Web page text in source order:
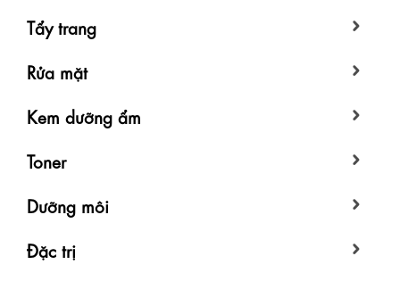
Tẩy trang
Rửa mặt
Kem dưỡng ẩm
Toner
Dưỡng môi
Đặc trị